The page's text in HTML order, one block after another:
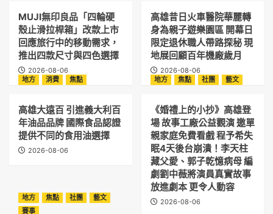
MUJI無印良品「四輪硬
殼止滑拉桿箱」改款上市
回應旅行中的移動需求，
推出四款尺寸與四色選擇
2026-08-06
高雄昔日火車醫院華麗轉
身為親子遊樂園區 開幕日
限定退休職人帶路探秘 現
地展回顧百年機廠歲月
2026-08-06
地方
消費 焦點
高雄大遠百 引進義大利百
年油品品牌 國際食品認證
提供不同的食用油選擇
2026-08-06
地方 焦點 社團 藝文
《婚禮上的小抄》高雄登
場 故事工廠公益觀演 邀單
親家庭免費看戲 程予希失
眠4天後台崩潰！李天柱
藏父愛、郭子乾憶病母 編
劇劉中薇將演員真實故事
放進劇本 更令人動容
2026-08-06
地方 焦點 社團
藝文
賽事